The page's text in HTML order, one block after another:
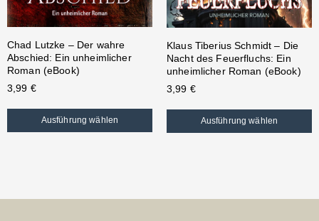
Chad Lutzke – Der wahre
Abschied: Ein unheimlicher
Roman (eBook)
3,99 €
Ausführung wählen
Klaus Tiberius Schmidt – Die
Nacht des Feuerfluchs: Ein
unheimlicher Roman (eBook)
3,99 €
Ausführung wählen